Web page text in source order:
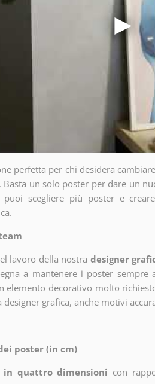
perfetta per chi desidera
un solo poster per dare un
puoi scegliere più poster e
lavoro della nostra designer
a mantenere i poster
elemento decorativo molto
grafica, anche motivi
poster (in cm)
in quattro dimensioni con